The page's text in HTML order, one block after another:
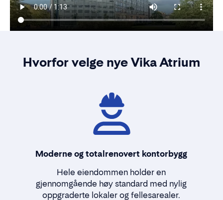
Hvorfor velge nye Vika Atrium
Moderne og totalrenovert kontorbygg
Hele eiendommen holder en
gjennomgående høy standard med nylig
oppgraderte lokaler og fellesarealer.